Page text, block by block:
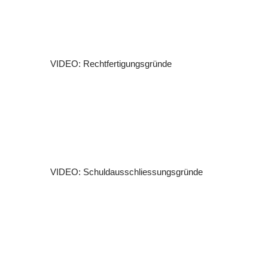
VIDEO: Rechtfertigungsgründe
VIDEO: Schuldausschliessungsgründe